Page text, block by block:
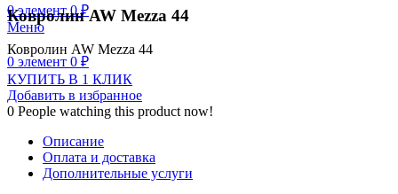
0элемент 0₽
Меню
0 элемент 0 ₽
Ковролин AW Mezza 44
Ковролин AW Mezza 44
КУПИТЬ В 1 КЛИК
Добавить в избранное
0 People watching this product now!
Описание
Оплата и доставка
Дополнительные услуги